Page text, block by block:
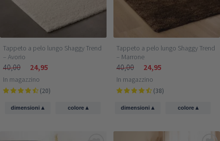
Tappeto a pelo lungo Shaggy Trend
– Avorio
40,00 24,95
In magazzino
(20)
dimensioni▴ colore ▴
Tappeto a pelo lungo Shaggy Trend
– Marrone
40,00 24,95
In magazzino
(38)
dimensioni▴ colore ▴